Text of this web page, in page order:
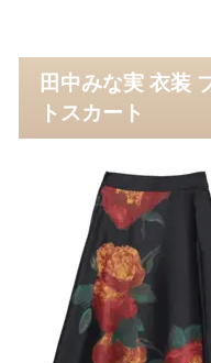
田中みな実 衣装
トスカート